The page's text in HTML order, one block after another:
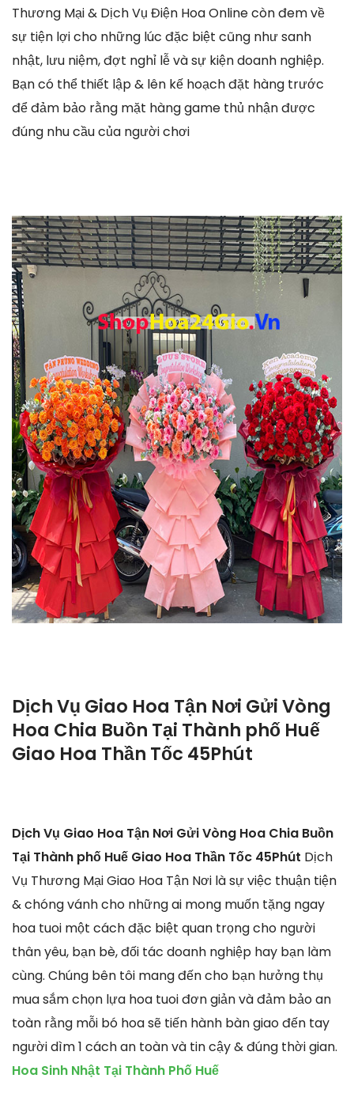
Thương Mại & Dịch Vụ Điện Hoa Online còn đem về
sự tiện lợi cho những lúc đặc biệt cũng như sanh
nhật, lưu niệm, đợt nghỉ lễ và sự kiện doanh nghiệp.
Bạn có thể thiết lập & lên kế hoạch đặt hàng trước
để đảm bảo rằng mặt hàng game thủ nhận được
đúng nhu cầu của người chơi
Dịch Vụ Giao Hoa Tận Nơi Gửi Vòng
Hoa Chia Buồn Tại Thành phố Huế
Giao Hoa Thần Tốc 45Phút
Dịch Vụ Giao Hoa Tận Nơi Gửi Vòng Hoa Chia Buồn
Tại Thành phố Huế Giao Hoa Thần Tốc 45Phút Dịch
Vụ Thương Mại Giao Hoa Tận Nơi là sự việc thuận tiện
& chóng vánh cho những ai mong muốn tặng ngay
hoa tuoi một cách đặc biệt quan trọng cho người
thân yêu, bạn bè, đối tác doanh nghiệp hay bạn làm
cùng. Chúng bên tôi mang đến cho bạn hưởng thụ
mua sắm chọn lựa hoa tuoi đơn giản và đảm bảo an
toàn rằng mỗi bó hoa sẽ tiến hành bàn giao đến tay
người dìm 1 cách an toàn và tin cậy & đúng thời gian.
Hoa Sinh Nhật Tại Thành Phố Huế